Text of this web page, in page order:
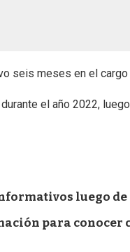
seis meses en el
el año 2022,
luego
para conocer